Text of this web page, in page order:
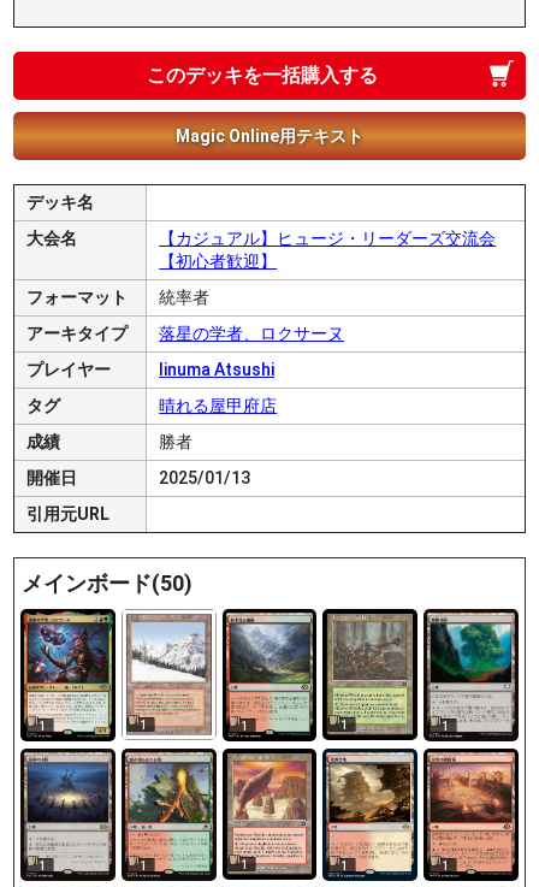
このデッキを一括購入する
Magic Online用テキスト
デッキ名
大会名
【カジュアル】ヒュージ・リーダーズ交流会
【初心者歓迎】
フォーマット
統率者
アーキタイプ
落星の学者、ロクサーヌ
プレイヤー
Iinuma Atsushi
タグ
晴れる屋甲府店
成績
勝者
開催日
2025/01/13
引用元URL
メインボード(50)
1 1 1 1 1
1 1 1 1 1